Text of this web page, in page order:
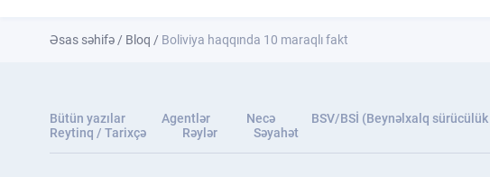
Əsas səhifə / Bloq / Boliviya haqqında 10 maraqlı fakt
Bütün yazılar Agentlər Necə BSV/BSİ (Beynəlxalq
Reytinq / Tarixçə
Rəylər Səyahət